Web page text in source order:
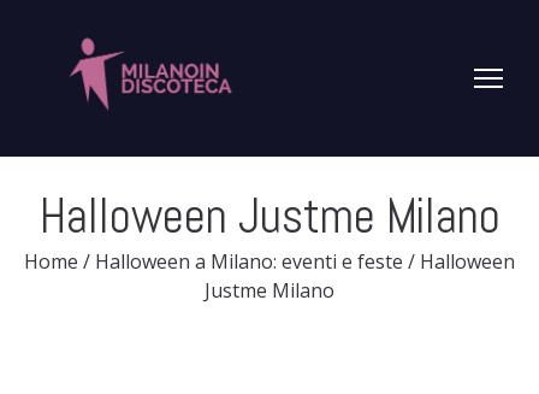
Halloween Justme Milano
Home / Halloween a Milano: eventi e feste / Halloween
Justme Milano